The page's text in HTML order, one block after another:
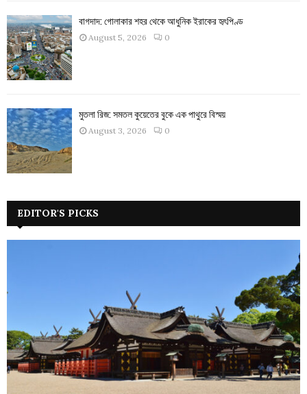
বাগদাদ: গোলাকার শহর থেকে আধুনিক ইরাকের হৃৎপিণ্ড
August 5, 2026 0
মুতলা রিজ: সমতল কুয়েতের বুকে এক পাথুরে বিস্ময়
August 3, 2026 0
EDITOR'S PICKS